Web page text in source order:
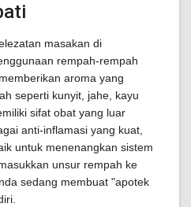
masakan di
rempah-rempah
aroma yang
seperti kunyit, jahe, kayu
sifat obat yang luar
anti-inflamasi yang kuat,
untuk menenangkan sistem
unsur rempah ke
sedang membuat "apotek